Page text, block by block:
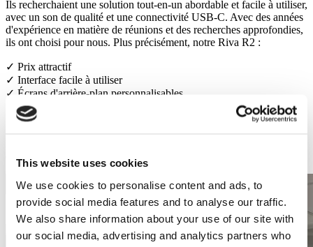
This website uses cookies
We use cookies to personalise content and ads, to
provide social media features and to analyse our traffic.
We also share information about your use of our site with
our social media, advertising and analytics partners who
Ils recherchaient une solution tout-en-un abordable et facile à utiliser,
avec un son de qualité et une connectivité USB-C. Avec des années
d'expérience en matière de réunions et des recherches approfondies,
ils ont choisi pour nous. Plus précisément, notre Riva R2 :
✓ Prix attractif
✓ Interface facile à utiliser
✓ Écrans d'arrière-plan personnalisables
✓ Haut-parleurs JBL d'une puissance de 80 watts
✓ Deux ports USB-C.